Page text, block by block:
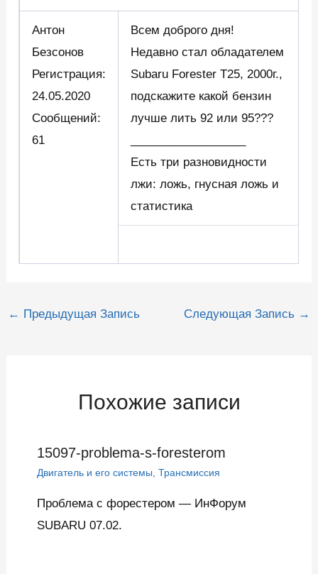
Антон
Безсонов
Регистрация:
24.05.2020
Сообщений:
61
Всем доброго дня!
Недавно стал обладателем
Subaru Forester Т25, 2000г.,
подскажите какой бензин
лучше лить 92 или 95???
Есть три разновидности
лжи: ложь, гнусная ложь и
статистика
Навигация
← Предыдущая Запись Следующая Запись →
Похожие записи
15097-problema-s-foresterom
Двигатель и его системы, Трансмиссия
Проблема с форестером — ИнФорум
SUBARU 07.02.